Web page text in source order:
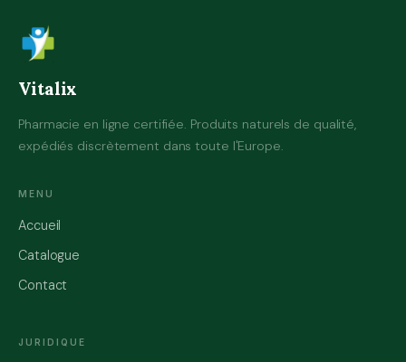
Vitalix
Pharmacie en ligne certifiée. Produits naturels de qualité,
expédiés discrètement dans toute l'Europe.
MENU
Accueil
Catalogue
Contact
JURIDIQUE